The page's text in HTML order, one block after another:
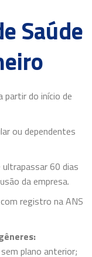
Saúde
partir do início de
ou dependentes
ultrapassar 60 dias
da empresa.
registro na ANS
plano anterior;